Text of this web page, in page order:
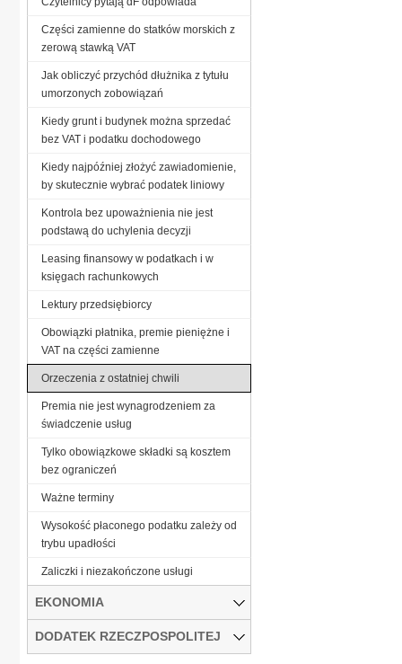
Części zamienne do statków morskich z
zerową stawką VAT
Jak obliczyć przychód dłużnika z tytułu
umorzonych zobowiązań
Kiedy grunt i budynek można sprzedać
bez VAT i podatku dochodowego
Kiedy najpóźniej złożyć zawiadomienie,
by skutecznie wybrać podatek liniowy
Kontrola bez upoważnienia nie jest
podstawą do uchylenia decyzji
Leasing finansowy w podatkach i w
księgach rachunkowych
Lektury przedsiębiorcy
Obowiązki płatnika, premie pieniężne i
VAT na części zamienne
Orzeczenia z ostatniej chwili
Premia nie jest wynagrodzeniem za
świadczenie usług
Tylko obowiązkowe składki są kosztem
bez ograniczeń
Ważne terminy
Wysokość płaconego podatku zależy od
trybu upadłości
Zaliczki i niezakończone usługi
EKONOMIA
DODATEK RZECZPOSPOLITEJ